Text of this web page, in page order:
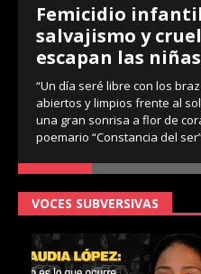
Femicidio
salvajismo y
escapan las
“Un día seré libre con los
abiertos y limpios frente al
una gran sonrisa a flor de
poemario “Constancia del
VOCES SUBVERSIVAS